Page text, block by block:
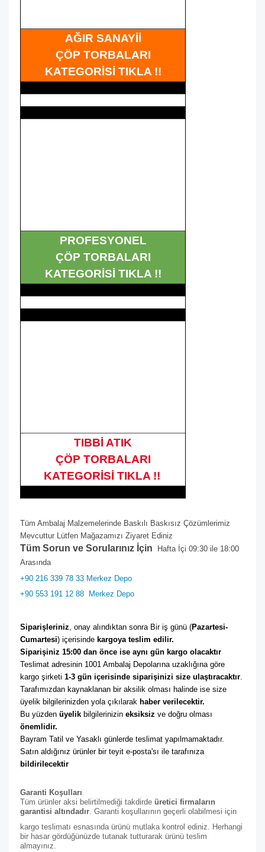
AĞIR SANAYİİ
ÇÖP TORBALARI
KATEGORİSİ TIKLA !!
PROFESYONEL
ÇÖP TORBALARI
KATEGORİSİ TIKLA !!
TIBBİ ATIK
ÇÖP TORBALARI
KATEGORİSİ TIKLA !!
Tüm Ambalaj Malzemelerinde Baskılı Baskısız Çözümlerimiz
Mevcuttur Lütfen Mağazamızı Ziyaret Ediniz
Tüm Sorun ve Sorularınız İçin Hafta İçi 09:30 ile 18:00
Arasında
+90 216 339 78 33 Merkez Depo
+90 553 191 12 88 Merkez Depo
Siparişleriniz, onay alındıktan sonra Bir iş günü (Pazartesi-
Cumartesi) içerisinde kargoya teslim edilir.
Siparişiniz 15:00 dan önce ise aynı gün kargo olacaktır
Teslimat adresinin 1001 Ambalaj Depolarına uzaklığına göre
kargo şirketi 1-3 gün içerisinde siparişinizi size ulaştıracaktır.
Tarafımızdan kaynaklanan bir aksilik olması halinde ise size
üyelik bilgilerinizden yola çıkılarak haber verilecektir.
Bu yüzden üyelik bilgilerinizin eksiksiz
önemlidir.
Bayram Tatil ve Yasaklı günlerde teslimat yapılmamaktadır.
Satın aldığınız ürünler bir teyit e-posta'sı ile tarafınıza
bildirilecektir
Garanti Koşulları
Tüm ürünler aksi belirtilmediği takdirde üretici firmaların
garantisi altındadır. Garanti koşullarının geçerli olabilmesi için
kargo teslimatı esnasında ürünü mutlaka kontrol ediniz. Herhangi
bir hasar gördüğünüzde tutanak tutturarak ürünü teslim
almayınız.